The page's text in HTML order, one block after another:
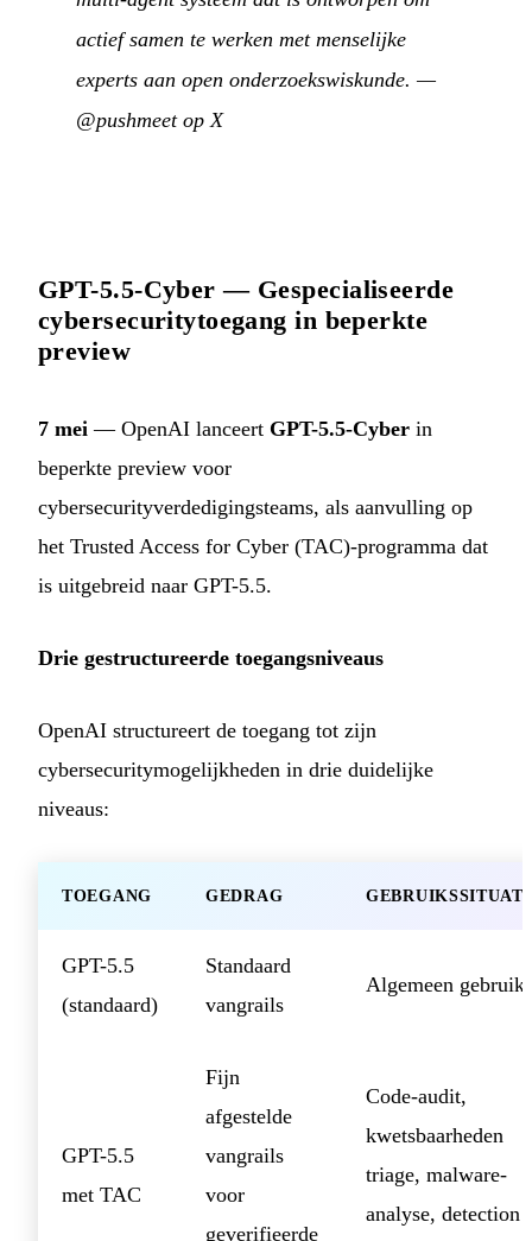
actief samen te werken met menselijke
experts aan open onderzoekswiskunde. —
@pushmeet op X
GPT-5.5-Cyber — Gespecialiseerde
cybersecuritytoegang in beperkte
preview
7 mei — OpenAI lanceert GPT-5.5-Cyber in
beperkte preview voor
cybersecurityverdedigingsteams, als aanvulling op
het Trusted Access for Cyber (TAC)-programma dat
is uitgebreid naar GPT-5.5.
Drie gestructureerde toegangsniveaus
OpenAI structureert de toegang tot zijn
cybersecuritymogelijkheden in drie duidelijke
niveaus:
TOEGANG GEDRAG
GPT-5.5
(standaard)
Standaard
vangrails
Algemeen gebruik
GPT-5.5
met TAC
Fijn
afgestelde
vangrails
voor
geverifieerde
Code-audit,
kwetsbaarheden
triage, malware-
analyse, detection